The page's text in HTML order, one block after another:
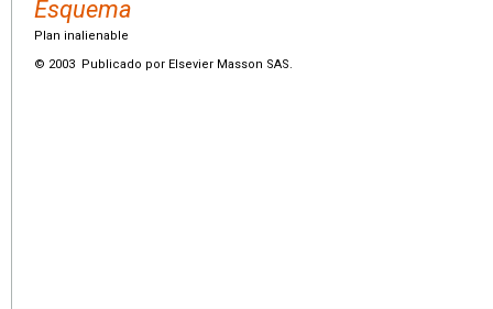
Esquema
Plan inalienable
© 2003 Publicado por Elsevier Masson SAS.